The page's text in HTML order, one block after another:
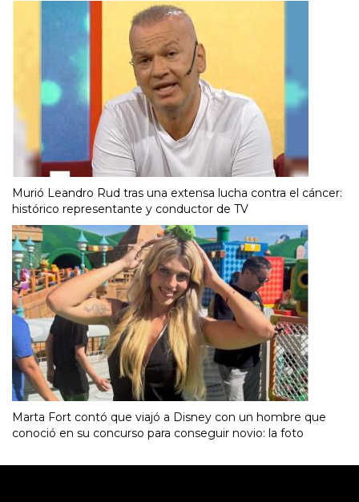
Murió Leandro Rud tras una extensa lucha contra el cáncer:
histórico representante y conductor de TV
Marta Fort contó que viajó a Disney con un hombre que
conoció en su concurso para conseguir novio: la foto